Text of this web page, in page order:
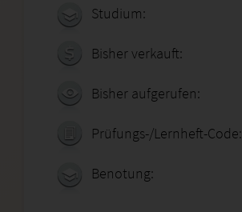
Studium:
Bisher verkauft:
Bisher aufgerufen:
Prüfungs-/Lernheft-Code:
Benotung: